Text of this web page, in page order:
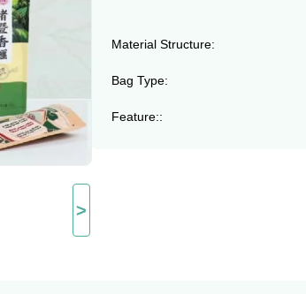
>
Material Structure:
Bag Type:
Feature::